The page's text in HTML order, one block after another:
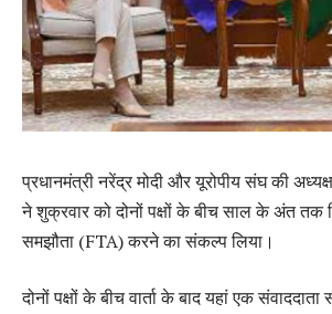
प्रधानमंत्री नरेंद्र मोदी और यूरोपीय संघ की
ने शुक्रवार को दोनों पक्षों के बीच साल के अंत तक
समझौता (FTA) करने का संकल्प लिया।
दोनों पक्षों के बीच वार्ता के बाद यहां एक